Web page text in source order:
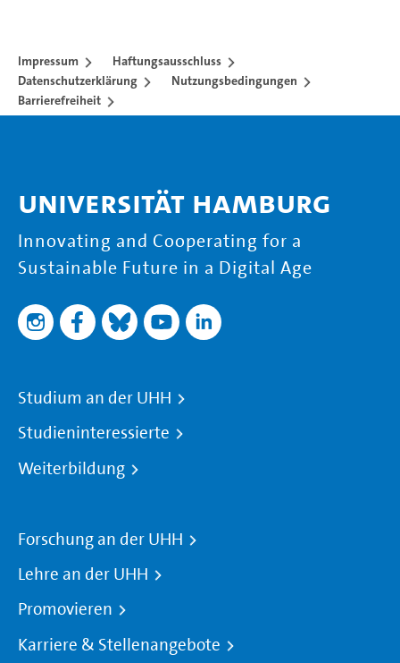
Impressum
Haftungsausschluss
Datenschutzerklärung
Nutzungsbedingungen
Barrierefreiheit
Universität Hamburg
Innovating and Cooperating for a
Sustainable Future in a Digital Age
Studium an der UHH
Studieninteressierte
Weiterbildung
Forschung an der UHH
Lehre an der UHH
Promovieren
Karriere & Stellenangebote